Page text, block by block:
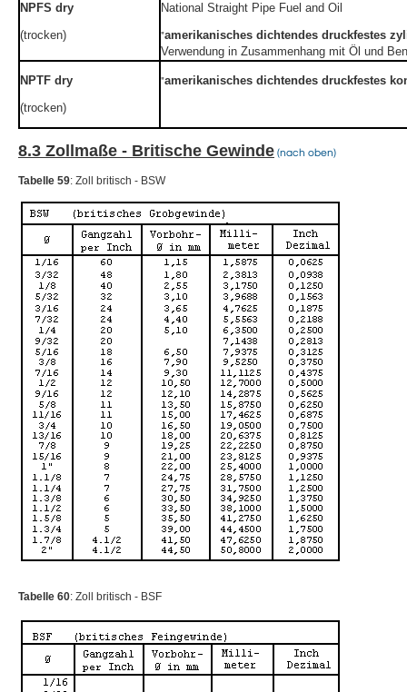
NPFS dry
(trocken)
National Straight Pipe Fuel and Oil
"amerikanisches dichtendes druckfestes
Verwendung in Zusammenhang mit Öl und
NPTF dry
(trocken)
"amerikanisches dichtendes druckfestes
8.3 Zollmaße - Britische Gewinde (nach oben)
Tabelle 59: Zoll britisch - BSW
Tabelle 60: Zoll britisch - BSF